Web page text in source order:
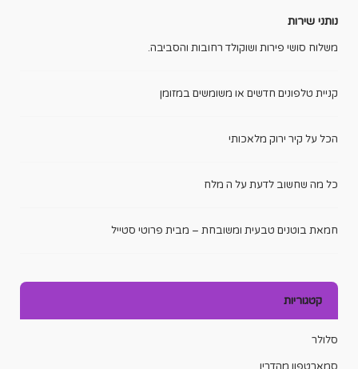
נותני שירות
משלוח סושי פירות ושוקולד רחובות והסביבה.
קניית טלפונים חדשים או משומשים במזומן
הכל על קיר ירוק מלאכותי
כל מה שחשוב לדעת על ה מלח
חמאת בוטנים טבעית ומשובחת – מבית פרוטי סטייל
קטגוריות
סלולר